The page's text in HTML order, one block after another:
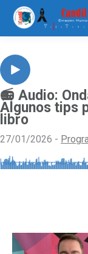
📻 Audio:
Algunos tips
libro
27/01/2026 -